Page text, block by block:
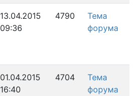
13.04.2015
09:36
4790
Тема
форума
01.04.2015
16:40
4704
Тема
форума